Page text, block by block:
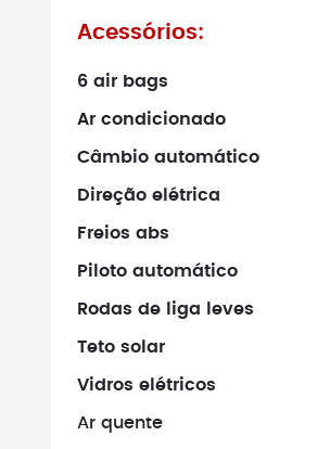
Acessórios:
6 air bags
Ar condicionado
Câmbio automático
Direção elétrica
Freios abs
Piloto automático
Rodas de liga leves
Teto solar
Vidros elétricos
Ar quente